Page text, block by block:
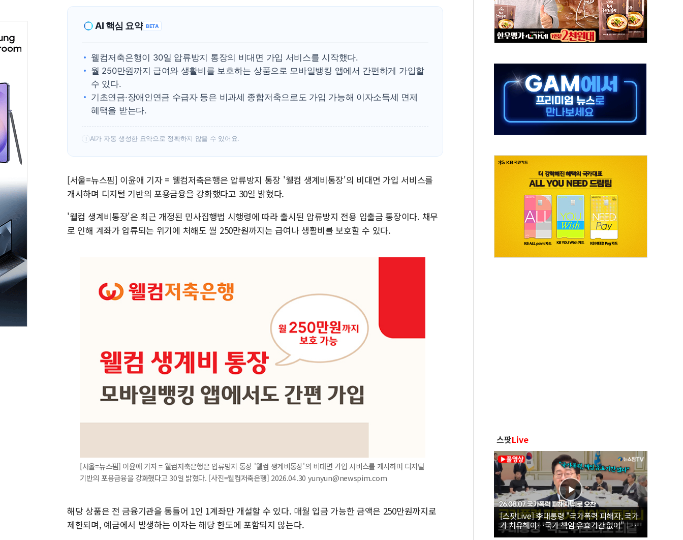
서울 재건축·재개발 정상화시 5년 내 9만가구 순증...이주 대란도 제한적
KDB생명 본입찰 3파전…한화·흥국·한투 참여
카카오, 2026년 임금협약 타결…연봉 6.3% 인상
현대카드, 박재범·실리카겔 등 8~9월 공연 라인업 공개
[르포] 육군, 2031년까지 3개 보급단 '1등급 스마트 물류센터' 전환
송도 신축 아파트서 외벽 테라스 떨어져…SK에코플랜트 "전수 조사"
AI 핵심 요약 BETA
웰컴저축은행이 30일 압류방지 통장의 비대면 가입 서비스를 시작했다.
월 250만원까지 급여와 생활비를 보호하는 상품으로 모바일뱅킹 앱에서 간편하게 가입할
수 있다.
기초연금·장애인연금 수급자 등은 비과세 종합저축으로도 가입 가능해 이자소득세 면제
혜택을 받는다.
! AI가 자동 생성한 요약으로 정확하지 않을 수 있어요.
[서울=뉴스핌] 이윤애 기자 = 웰컴저축은행은 압류방지 통장 '웰컴 생계비통장'의 비대면 가입 서비스를
개시하며 디지털 기반의 포용금융을 강화했다고 30일 밝혔다.
'웰컴 생계비통장'은 최근 개정된 민사집행법 시행령에 따라 출시된 압류방지 전용 입출금 통장이다. 채무
로 인해 계좌가 압류되는 위기에 처해도 월 250만원까지는 급여나 생활비를 보호할 수 있다.
[서울=뉴스핌] 이윤애 기자 = 웰컴저축은행은 압류방지 통장 '웰컴 생계비통장'의 비대면 가입 서비스를 개시하며 디지털
기반의 포용금융을 강화했다고 30일 밝혔다. [사진=웰컴저축은행] 2026.04.30 yunyun@newspim.com
해당 상품은 전 금융기관을 통틀어 1인 1계좌만 개설할 수 있다. 매월 입금 가능한 금액은 250만원까지로
제한되며, 예금에서 발생하는 이자는 해당 한도에 포함되지 않는다.
스팟Live
[스팟Live] 李대통령 "국가폭력 피해자, 국가
가 치유해야…국가 책임 유효기간 없어"｜
26.08.07 국가폭력 피해자 위로 오찬